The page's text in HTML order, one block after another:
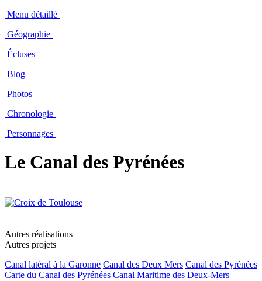
Menu détaillé
Géographie
Écluses
Blog
Photos
Chronologie
Personnages
Le Canal des Pyrénées
Autres réalisations
Autres projets
Canal latéral à la Garonne Canal des Deux Mers Canal des Pyrénées
Carte du Canal des Pyrénées Canal Maritime des Deux-Mers